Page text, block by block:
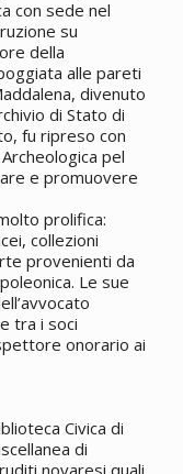
con sede nel
su
della
alle pareti
divenuto
di Stato di
fu ripreso con
pel
e promuovere
prolifica:
collezioni
provenienti da
Le sue
tra i soci
onorario ai
Civica di
di